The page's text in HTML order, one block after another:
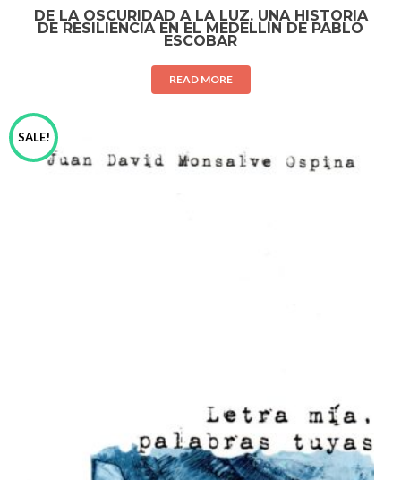
DE LA OSCURIDAD A LA LUZ. UNA HISTORIA
DE RESILIENCIA EN EL MEDELLÍN DE PABLO
ESCOBAR
READ MORE
SALE!